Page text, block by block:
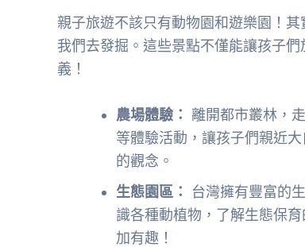
親子旅遊不該只有動物園和遊樂園！
我們去發掘。這些景點不僅能讓孩子
義！
農場體驗：
離開都市叢林，
等體驗活動，讓孩子們親近
的觀念。
生態園區：
台灣擁有豐富的
識各種動植物，了解生態保
加有趣！